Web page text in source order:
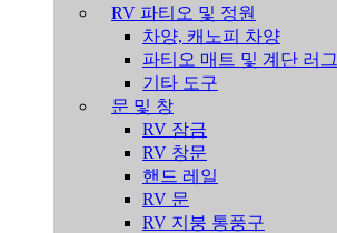
RV 파티오 및 정원
차양, 캐노피 차양
파티오 매트 및 계단 러그
기타 도구
문 및 창
RV 잠금
RV 창문
핸드 레일
RV 문
RV 지붕 통풍구